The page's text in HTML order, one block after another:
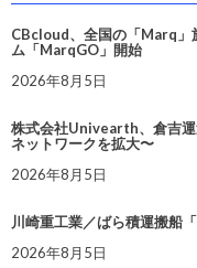
CBcloud、全国の「Marq」
ム「MarqGO」開始
2026年8月5日
株式会社Univearth、倉吉
ネットワークを拡大〜
2026年8月5日
川崎重工業／ばら積運搬船
2026年8月5日